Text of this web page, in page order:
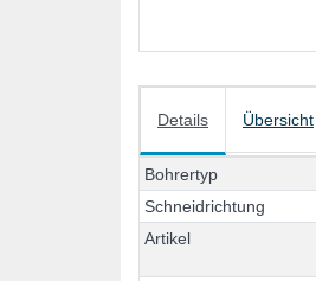
Details Übersicht
Bohrertyp
Schneidrichtung
Artikel